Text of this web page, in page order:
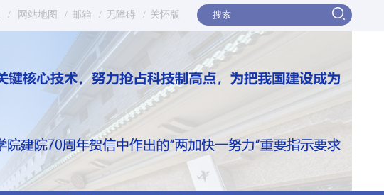
/ 网站地图 / 邮箱 / 无障碍 / 关怀版